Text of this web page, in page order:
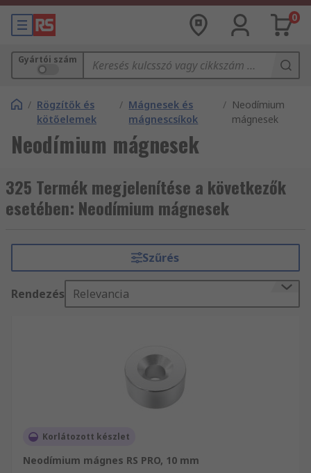
0
Gyártói szám
/ Rögzítők és
kötőelemek
/ Mágnesek és
mágnescsíkok
/ Neodímium
mágnesek
Neodímium mágnesek
325 Termék megjelenítése a következők
esetében: Neodímium mágnesek
Szűrés
Rendezés Relevancia
Korlátozott készlet
Neodímium mágnes RS PRO, 10 mm